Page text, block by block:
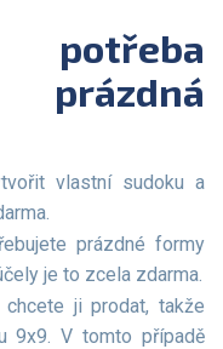
prázdná
vlastní sudoku a
prázdné formy
je to zcela zdarma.
ji prodat, takže
9x9. V tomto případě